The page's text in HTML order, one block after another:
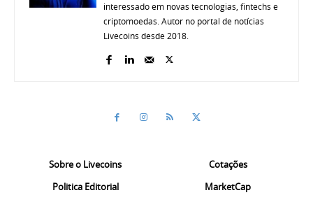
interessado em novas tecnologias, fintechs e
criptomoedas. Autor no portal de notícias
Livecoins desde 2018.
Sobre o Livecoins
Politica Editorial
Cotações
MarketCap